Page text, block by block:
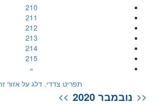
210
211
212
213
214
215
»
תפריט צדדי. דלג על אזור זה
<< נובמבר 2020 >>